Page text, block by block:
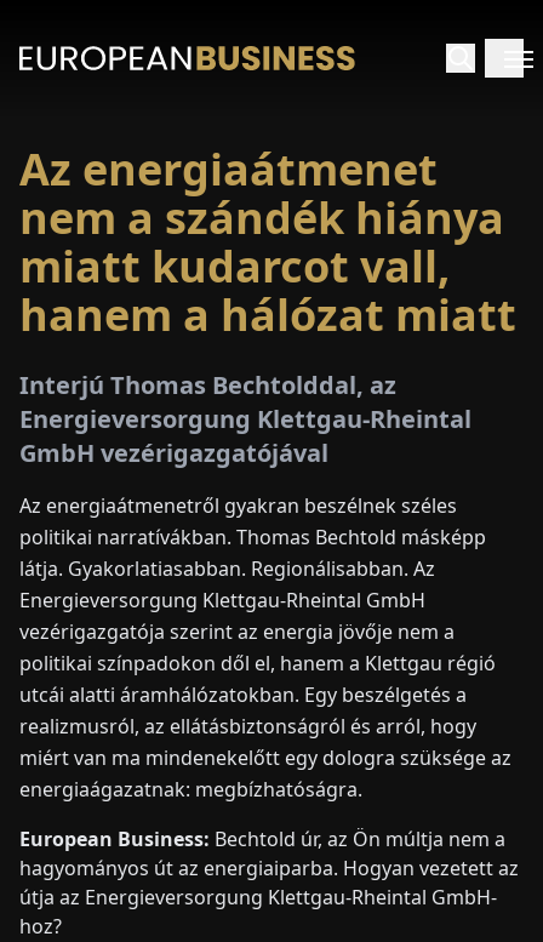
E-
HÍREK
ENDEFRESITNLPLHU
KAPCSOLAT
Az energiaátmenet
nem a szándék hiánya
miatt kudarcot vall,
hanem a hálózat miatt
Interjú Thomas Bechtolddal, az
Energieversorgung Klettgau-Rheintal
GmbH vezérigazgatójával
Az energiaátmenetről gyakran beszélnek széles
politikai narratívákban. Thomas Bechtold másképp
látja. Gyakorlatiasabban. Regionálisabban. Az
Energieversorgung Klettgau-Rheintal GmbH
vezérigazgatója szerint az energia jövője nem a
politikai színpadokon dől el, hanem a Klettgau régió
utcái alatti áramhálózatokban. Egy beszélgetés a
realizmusról, az ellátásbiztonságról és arról, hogy
miért van ma mindenekelőtt egy dologra szüksége az
energiaágazatnak: megbízhatóságra.
European Business: Bechtold úr, az Ön múltja nem a
hagyományos út az energiaiparba. Hogyan vezetett az
útja az Energieversorgung Klettgau-Rheintal GmbH-
hoz?